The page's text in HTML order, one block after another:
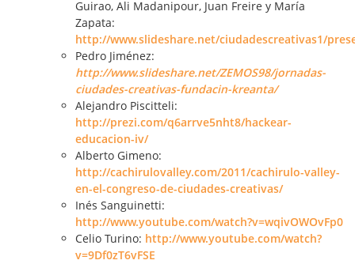
Guirao, Ali Madanipour, Juan Freire y María
Zapata:
http://www.slideshare.net/ciudadescreativas1/
Pedro Jiménez:
http://www.slideshare.net/ZEMOS98/jornadas-
ciudades-creativas-fundacin-kreanta/
Alejandro Piscitteli:
http://prezi.com/q6arrve5nht8/hackear-
educacion-iv/
Alberto Gimeno:
http://cachirulovalley.com/2011/cachirulo-valley-
en-el-congreso-de-ciudades-creativas/
Inés Sanguinetti:
http://www.youtube.com/watch?v=wqivOWOvFp0
Celio Turino: http://www.youtube.com/watch?
v=9Df0zT6vFSE